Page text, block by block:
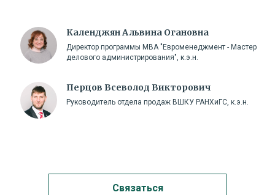
Календжян Альвина Огановна
Директор программы МВА "Евроменеджмент - Мастер
делового администрирования", к.э.н.
Перцов Всеволод Викторович
Руководитель отдела продаж ВШКУ РАНХиГС, к.э.н.
Связаться